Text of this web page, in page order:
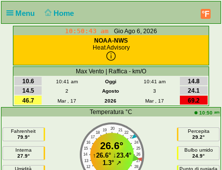
Menu Home °F
10:50:43 am
Gio Ago 6, 2026
NOAA-NWS
Heat Advisory
Max Vento | Raffica - km/O
10.6
10:41 am Oggi 10:41 am
14.8
14.5
2 Agosto 3
24.1
46.7
Mar , 17 2026 Mar , 17
69.2
Temperatura °C
10:50 am
Fahrenheit
79.9°
Interna
27.9°
Umidità
20
19 21
18
22
17
23
16
24
15
25
14
26
13
27
12
28
26.6°
↑26.6°↓23.4°
1.3°↗
Percepita
29.2°
Bulbo umido
24.9°
Punto di rugiada